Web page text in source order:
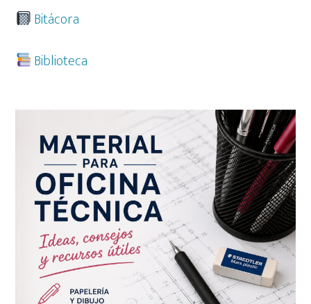
Bitácora
Biblioteca